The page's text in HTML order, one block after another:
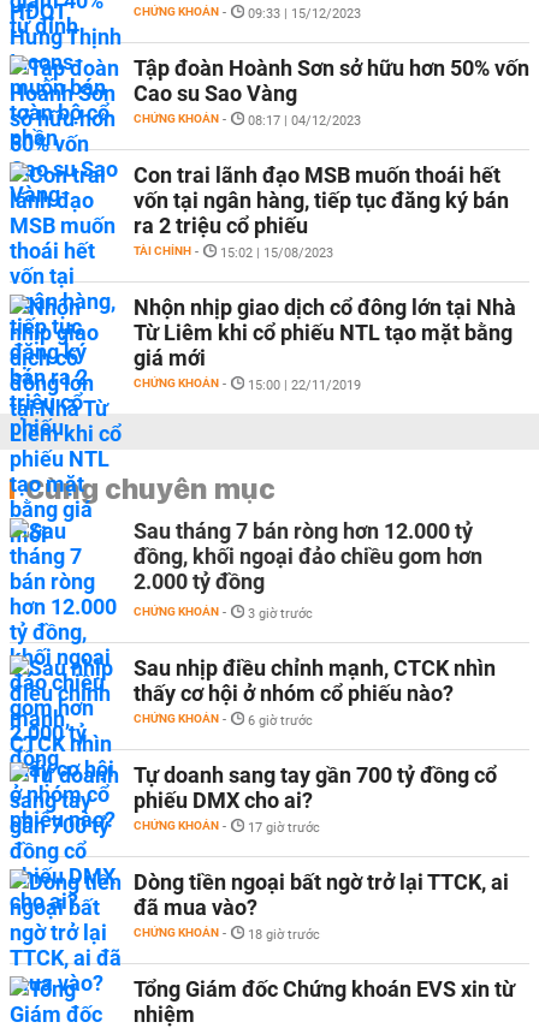
CHỨNG KHOÁN - 09:33 | 15/12/2023
Tập đoàn Hoành Sơn sở hữu hơn 50% vốn
Cao su Sao Vàng
CHỨNG KHOÁN - 08:17 | 04/12/2023
Con trai lãnh đạo MSB muốn thoái hết
vốn tại ngân hàng, tiếp tục đăng ký bán
ra 2 triệu cổ phiếu
TÀI CHÍNH - 15:02 | 15/08/2023
Nhộn nhịp giao dịch cổ đông lớn tại Nhà
Từ Liêm khi cổ phiếu NTL tạo mặt bằng
giá mới
CHỨNG KHOÁN - 15:00 | 22/11/2019
Cùng chuyên mục
Sau tháng 7 bán ròng hơn 12.000 tỷ
đồng, khối ngoại đảo chiều gom hơn
2.000 tỷ đồng
CHỨNG KHOÁN - 3 giờ trước
Sau nhịp điều chỉnh mạnh, CTCK nhìn
thấy cơ hội ở nhóm cổ phiếu nào?
CHỨNG KHOÁN - 6 giờ trước
Tự doanh sang tay gần 700 tỷ đồng cổ
phiếu DMX cho ai?
CHỨNG KHOÁN - 17 giờ trước
Dòng tiền ngoại bất ngờ trở lại TTCK, ai
đã mua vào?
CHỨNG KHOÁN - 18 giờ trước
Tổng Giám đốc Chứng khoán EVS xin từ
nhiệm